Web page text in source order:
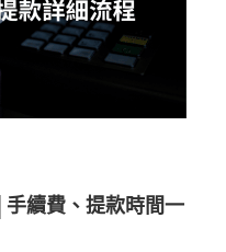
續費、提款時間一